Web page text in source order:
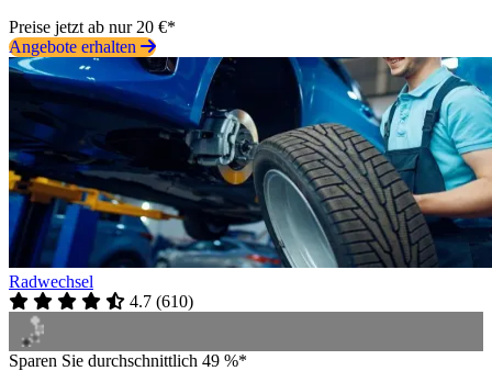
Preise jetzt ab nur 20 €*
Angebote erhalten
Radwechsel
4.7 (610)
Sparen Sie durchschnittlich 49 %*